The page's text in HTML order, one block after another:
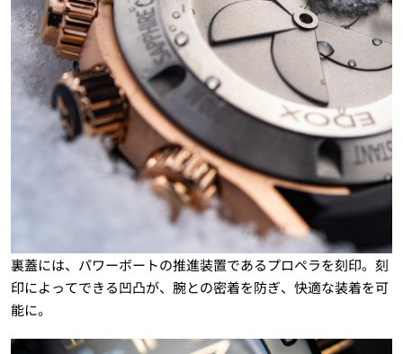
裏蓋には、パワーボートの推進装置であるプロペラを刻印。刻
印によってできる凹凸が、腕との密着を防ぎ、快適な装着を可
能に。